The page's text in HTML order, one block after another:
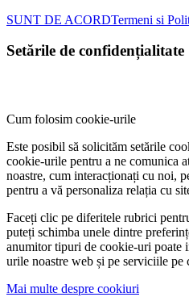
SUNT DE ACORDTermeni si
Setările de confidențialitate
Cum folosim cookie-urile
Este posibil să solicităm setările
cookie-urile pentru a ne comunica
noastre, cum interacționați cu noi,
pentru a vă personaliza relația cu
Faceți clic pe diferitele rubrici
puteți schimba unele dintre
anumitor tipuri de cookie-uri poate
urile noastre web și pe serviciile pe
Mai multe despre cookiuri